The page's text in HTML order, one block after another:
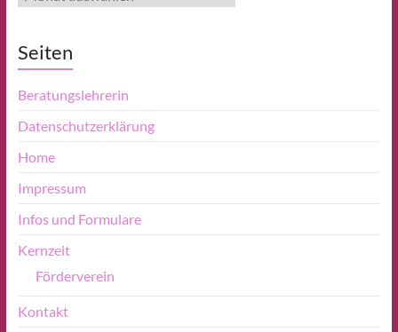
Seiten
Beratungslehrerin
Datenschutzerklärung
Home
Impressum
Infos und Formulare
Kernzeit
Förderverein
Kontakt